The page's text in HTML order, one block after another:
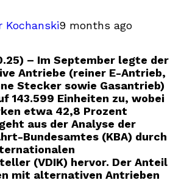
Kochanski9 months ago
– Im September legte der
Antriebe (reiner E-Antrieb,
Stecker sowie Gasantrieb)
143.599 Einheiten zu, wobei
etwa 42,8 Prozent
aus der Analyse der
Bundesamtes (KBA) durch
(VDIK) hervor. Der Anteil
mit alternativen Antrieben